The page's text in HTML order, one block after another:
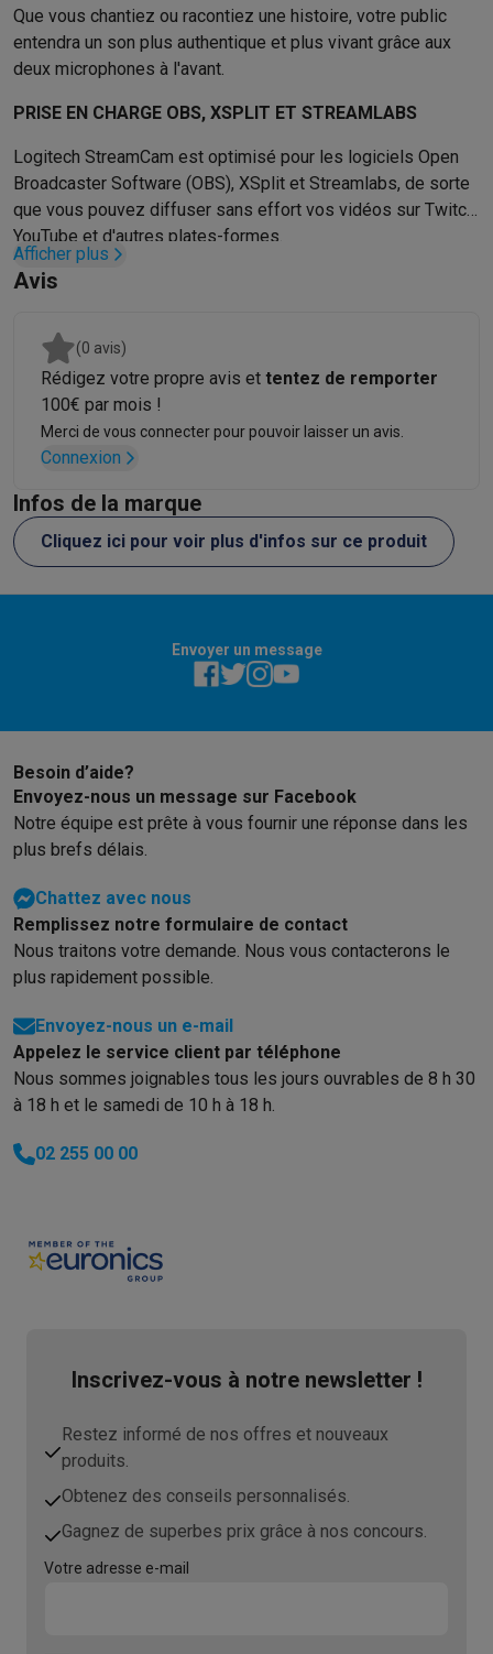
Info & actions
SoldesToutes les soldesSoldes gros électroSoldes petit
ActionsDeals du momentPromotions
Voici pourquoi choisir KrëfelLivraison offerte Garantie du
Modes de paiementGift cardÉcochèquesAcheter à créditAlma
Service clientRéparation de votre appareilVérifiez votre heure
Gros électro & encastrable Trouvez votre machine à laver
Petit électroBeauté & santéMénage
Télévision & Audio
Outlet
Toutes nos offres outlet
Que vous chantiez ou racontiez une histoire, votre public
entendra un son plus authentique et plus vivant grâce aux
deux microphones à l'avant.
PRISE EN CHARGE OBS, XSPLIT ET STREAMLABS
Logitech StreamCam est optimisé pour les logiciels Open
Broadcaster Software (OBS), XSplit et Streamlabs, de sorte
que vous pouvez diffuser sans effort vos vidéos sur Twitch,
YouTube et d'autres plates-formes.
Afficher plus
Avis
(0 avis)
Rédigez votre propre avis et tentez de remporter
100€ par mois !
Merci de vous connecter pour pouvoir laisser un avis.
Connexion
Infos de la marque
Cliquez ici pour voir plus d'infos sur ce produit
Envoyer un message
Besoin d’aide?
Envoyez-nous un message sur Facebook
Notre équipe est prête à vous fournir une réponse dans les
plus brefs délais.
Chattez avec nous
Remplissez notre formulaire de contact
Nous traitons votre demande. Nous vous contacterons le
plus rapidement possible.
Envoyez-nous un e-mail
Appelez le service client par téléphone
Nous sommes joignables tous les jours ouvrables de 8 h 30
à 18 h et le samedi de 10 h à 18 h.
02 255 00 00
Inscrivez-vous à notre newsletter !
Restez informé de nos offres et nouveaux
produits.
Obtenez des conseils personnalisés.
Gagnez de superbes prix grâce à nos concours.
Votre adresse e-mail